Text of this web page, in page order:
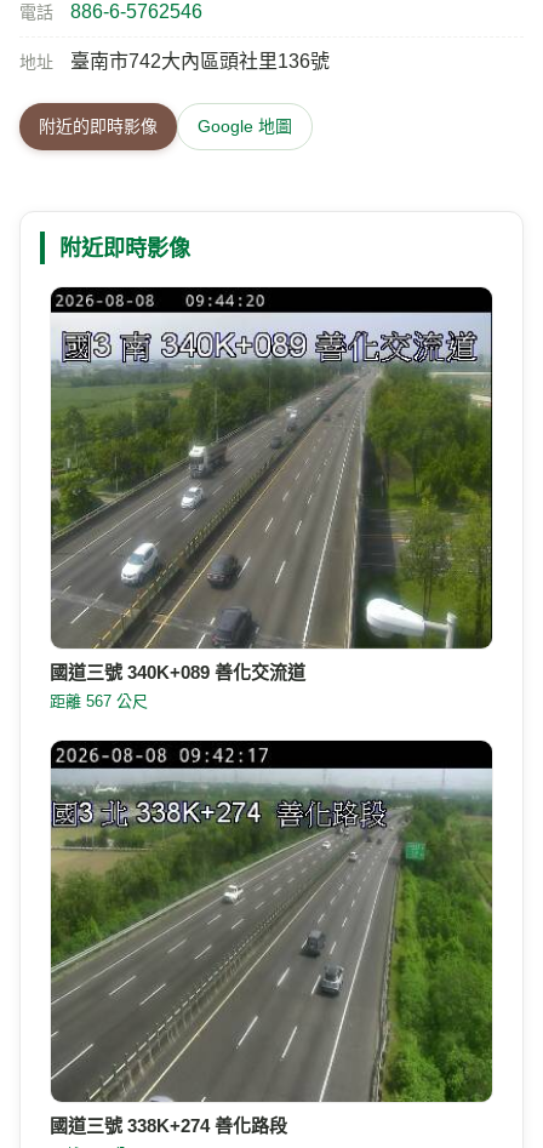
電話 886-6-5762546
地址 臺南市742大內區頭社里136號
附近的即時影像 Google 地圖
附近即時影像
國道三號 340K+089 善化交流道
距離 567 公尺
國道三號 338K+274 善化路段